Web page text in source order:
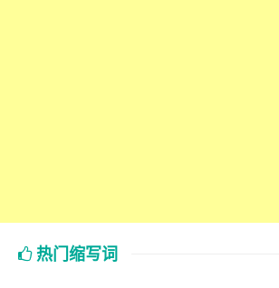
热门缩写词